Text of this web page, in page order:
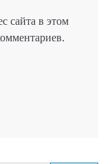
сайта в этом